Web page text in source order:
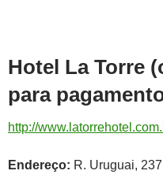
Hotel La Torre
para
http://
Endereço: R. Uruguai,